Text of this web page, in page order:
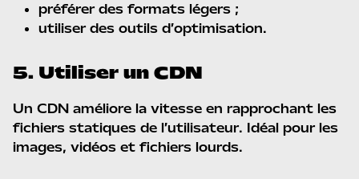
préférer des formats légers ;
utiliser des outils d’optimisation.
5. Utiliser un CDN
Un CDN améliore la vitesse en rapprochant les
fichiers statiques de l’utilisateur. Idéal pour les
images, vidéos et fichiers lourds.